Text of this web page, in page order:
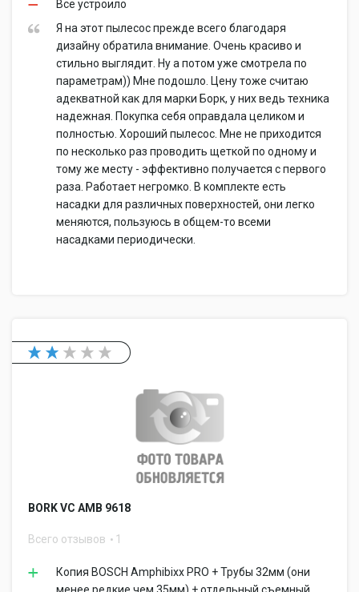
Все устроило
Я на этот пылесос прежде всего благодаря
дизайну обратила внимание. Очень красиво и
стильно выглядит. Ну а потом уже смотрела по
параметрам)) Мне подошло. Цену тоже считаю
адекватной как для марки Борк, у них ведь техника
надежная. Покупка себя оправдала целиком и
полностью. Хороший пылесос. Мне не приходится
по несколько раз проводить щеткой по одному и
тому же месту - эффективно получается с первого
раза. Работает негромко. В комплекте есть
насадки для различных поверхностей, они легко
меняются, пользуюсь в общем-то всеми
насадками периодически.
BORK VC AMB 9618
Всего отзывов 1
Копия BOSCH Amphibixx PRO + Трубы 32мм (они